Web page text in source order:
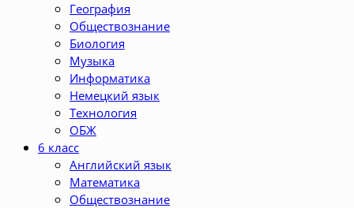
География
Обществознание
Биология
Музыка
Информатика
Немецкий язык
Технология
ОБЖ
6 класс
Английский язык
Математика
Обществознание